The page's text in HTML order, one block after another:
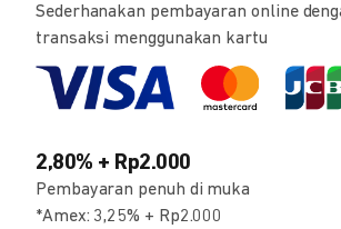
Sederhanakan pembayaran online
transaksi menggunakan kartu
2,80% + Rp2.000
Pembayaran penuh di muka
*Amex: 3,25% + Rp2.000